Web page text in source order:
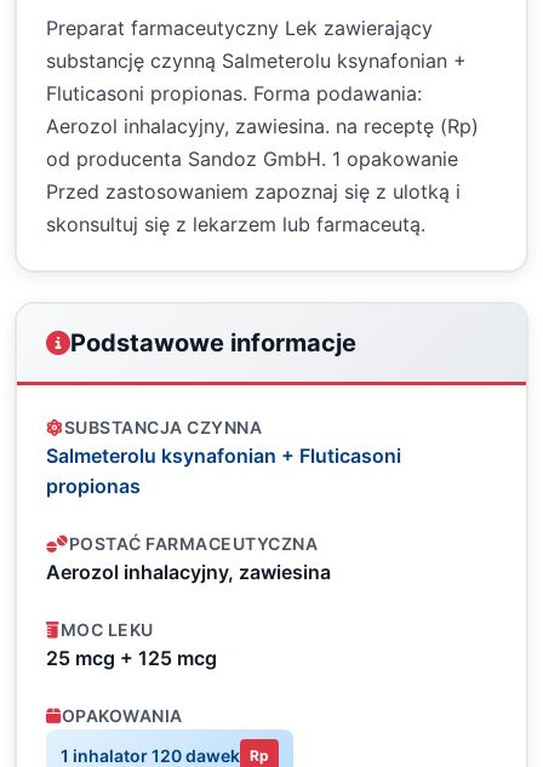
Preparat farmaceutyczny Lek zawierający
substancję czynną Salmeterolu ksynafonian +
Fluticasoni propionas. Forma podawania:
Aerozol inhalacyjny, zawiesina. na receptę (Rp)
od producenta Sandoz GmbH. 1 opakowanie
Przed zastosowaniem zapoznaj się z ulotką i
skonsultuj się z lekarzem lub farmaceutą.
Podstawowe informacje
SUBSTANCJA CZYNNA
Salmeterolu ksynafonian + Fluticasoni
propionas
POSTAĆ FARMACEUTYCZNA
Aerozol inhalacyjny, zawiesina
MOC LEKU
25 mcg + 125 mcg
OPAKOWANIA
1 inhalator 120 dawek Rp